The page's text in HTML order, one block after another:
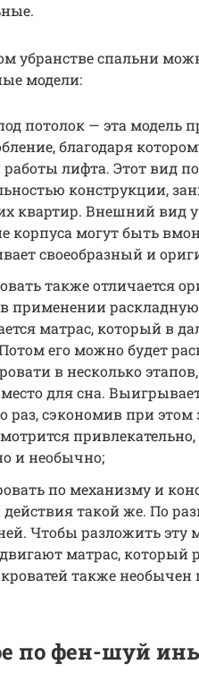
убранстве спальни
модели:
потолок — эта модель
благодаря
лифта. Этот вид
конструкции,
квартир. Внешний вид
корпуса могут быть
своеобразный и
также отличается
применении
матрас, который в
его можно будет
в несколько
для сна.
раз, сэкономив при
и необычно;
по механизму и
такой же. По
Чтобы разложить эту
матрас, который
также
по фен-шуй